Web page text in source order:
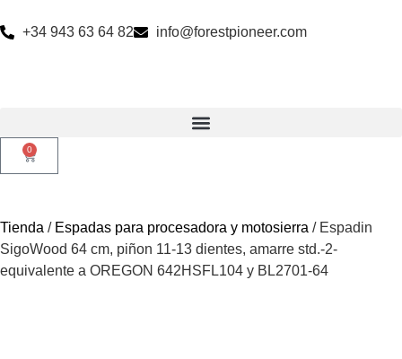
+34 943 63 64 82 info@forestpioneer.com
0
Tienda / Espadas para procesadora y motosierra / Espadin
SigoWood 64 cm, piñon 11-13 dientes, amarre std.-2-
equivalente a OREGON 642HSFL104 y BL2701-64